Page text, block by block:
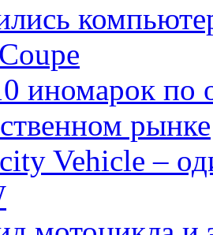
иномарок по
рынке
Vehicle –